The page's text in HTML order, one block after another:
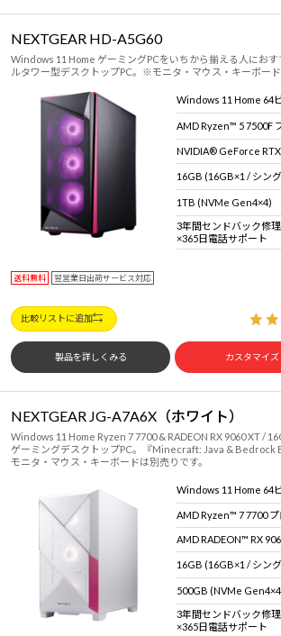
NEXTGEAR HD-A5G60
Windows 11 Home ゲーミングPCをいちから揃える人におす
ルタワー型デスクトップPC。※モニタ・マウス・キーボード
Windows 11 Home 64
AMD Ryzen™ 5 7500F
NVIDIA® GeForce
16GB (16GB×1 / シン
1TB (NVMe Gen4×4)
3年間センドバック修
×365日電話サポート
送料無料 翌営業日出荷サービス対応
比較リストに追加
製品を詳しくみる カスタマイ
NEXTGEAR JG-A7A6X（ホワイト）
Windows 11 Home Ryzen 7 7700 & RADEON RX 9060 XT /
ゲーミングデスクトップPC。『Minecraft: Java & Bedrock
モニタ・マウス・キーボードは別売りです。
Windows 11 Home 64
AMD Ryzen™ 7 7700
AMD RADEON™ RX
16GB (16GB×1 / シン
500GB (NVMe
3年間センドバック修
×365日電話サポート